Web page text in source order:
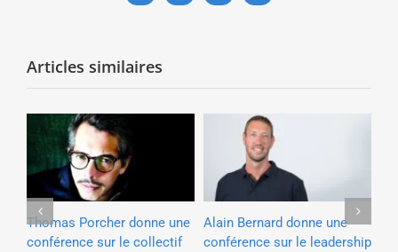
Articles similaires
Thomas Porcher donne une
conférence sur le collectif
Alain Bernard donne une
conférence sur le leadership